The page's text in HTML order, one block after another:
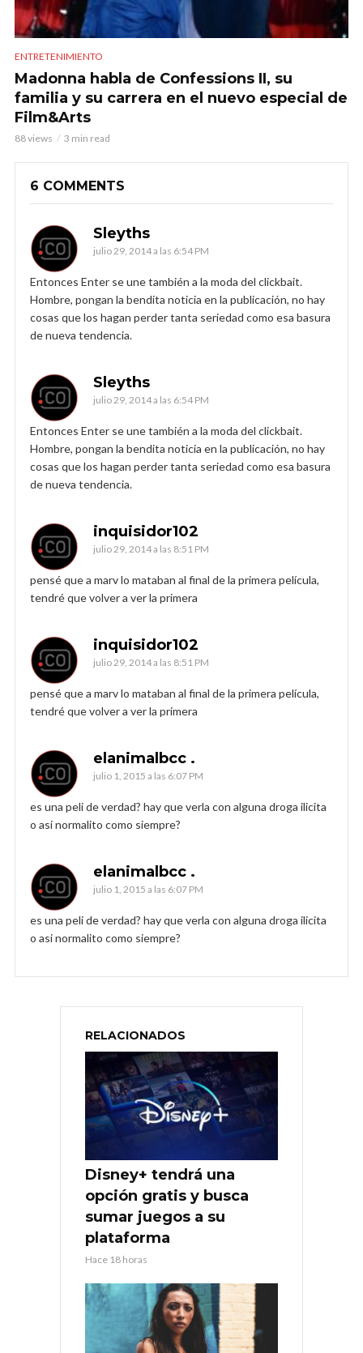
ENTRETENIMIENTO
Madonna habla de Confessions II, su
familia y su carrera en el nuevo especial de
Film&Arts
88 views 3 min read
6 COMMENTS
Sleyths
julio 29, 2014 a las 6:54 PM
Entonces Enter se une también a la moda del clickbait.
Hombre, pongan la bendita noticia en la publicación, no hay
cosas que los hagan perder tanta seriedad como esa basura
de nueva tendencia.
Sleyths
julio 29, 2014 a las 6:54 PM
Entonces Enter se une también a la moda del clickbait.
Hombre, pongan la bendita noticia en la publicación, no hay
cosas que los hagan perder tanta seriedad como esa basura
de nueva tendencia.
inquisidor102
julio 29, 2014 a las 8:51 PM
pensé que a marv lo mataban al final de la primera película,
tendré que volver a ver la primera
inquisidor102
julio 29, 2014 a las 8:51 PM
pensé que a marv lo mataban al final de la primera película,
tendré que volver a ver la primera
elanimalbcc .
julio 1, 2015 a las 6:07 PM
es una peli de verdad? hay que verla con alguna droga ilicita
o asi normalito como siempre?
elanimalbcc .
julio 1, 2015 a las 6:07 PM
es una peli de verdad? hay que verla con alguna droga ilicita
o asi normalito como siempre?
RELACIONADOS
Disney+ tendrá una
opción gratis y busca
sumar juegos a su
plataforma
Hace 18 horas